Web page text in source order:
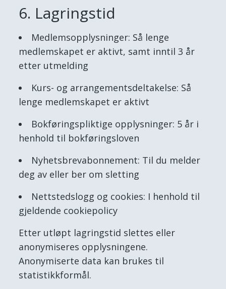
6. Lagringstid
Medlemsopplysninger: Så lenge
medlemskapet er aktivt, samt inntil 3 år
etter utmelding
Kurs- og arrangementsdeltakelse: Så
lenge medlemskapet er aktivt
Bokføringspliktige opplysninger: 5 år i
henhold til bokføringsloven
Nyhetsbrevabonnement: Til du melder
deg av eller ber om sletting
Nettstedslogg og cookies: I henhold til
gjeldende cookiepolicy
Etter utløpt lagringstid slettes eller
anonymiseres opplysningene.
Anonymiserte data kan brukes til
statistikkformål.